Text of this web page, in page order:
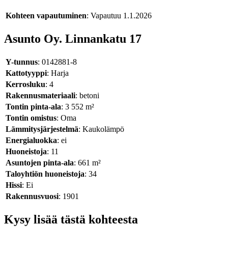
Kohteen vapautuminen: Vapautuu 1.1.2026
Asunto Oy. Linnankatu 17
Y-tunnus: 0142881-8
Kattotyyppi: Harja
Kerrosluku: 4
Rakennusmateriaali: betoni
Tontin pinta-ala: 3 552 m²
Tontin omistus: Oma
Lämmitysjärjestelmä: Kaukolämpö
Energialuokka: ei
Huoneistoja: 11
Asuntojen pinta-ala: 661 m²
Taloyhtiön huoneistoja: 34
Hissi: Ei
Rakennusvuosi: 1901
Kysy lisää tästä kohteesta